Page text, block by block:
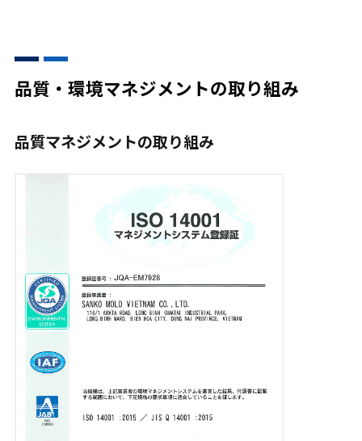
品質・環境マネジメントの取り組み
品質マネジメントの取り組み